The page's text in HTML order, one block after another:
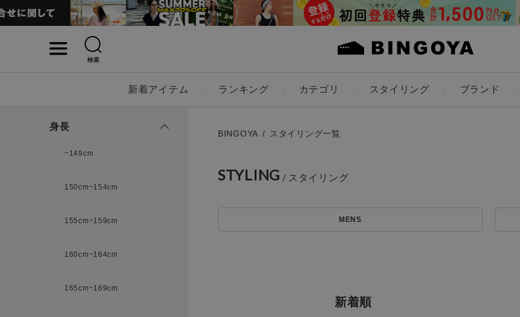
検索
新着アイテム ランキング カテゴリ スタイリング ブランド
条件絞り込み検索
キーワード
LADIES KIDS
価格
身長
~149cm
150cm~154cm
155cm~159cm
160cm~164cm
165cm~169cm
BINGOYA スタイリング一覧
STYLING
MENS
新着順